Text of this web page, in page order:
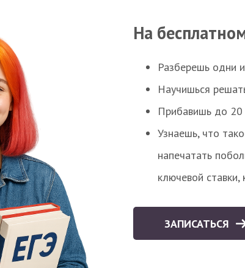
На
Разберешь одни
Научишься
Прибавишь до 20
Узнаешь, что
напечатать
ключевой
ЗАПИСАТЬСЯ